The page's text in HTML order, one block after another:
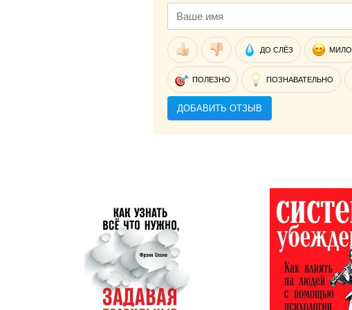
ДО СЛЁЗ МИЛО
ПОЛЕЗНО ПОЗНАВАТЕЛЬНО
ДОБАВИТЬ ОТЗЫВ